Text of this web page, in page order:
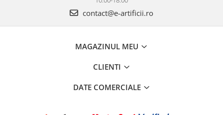
contact@e-artificii.ro
MAGAZINUL MEU
CLIENTI
DATE COMERCIALE